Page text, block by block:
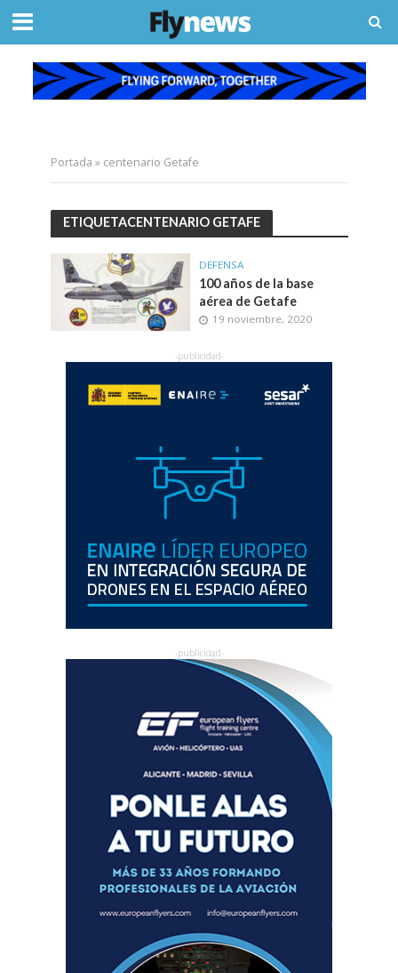
Portada » centenario Getafe
ETIQUETACENTENARIO GETAFE
DEFENSA
100 años de la base
aérea de Getafe
19 noviembre, 2020